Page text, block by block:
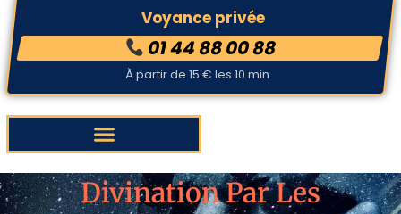
Voyance privée
01 44 88 00 88
À partir de 15 € les 10 min
Divination Par Les